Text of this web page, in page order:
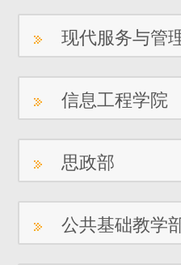
现代服务与管
信息工程学院
思政部
公共基础教学